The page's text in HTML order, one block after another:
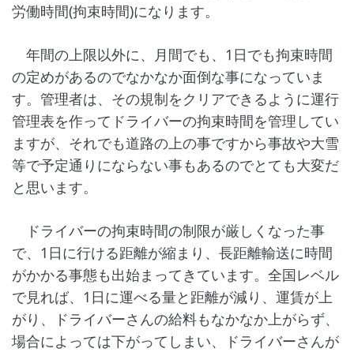
労働時間(拘束時間)になります。
年間の上限以外に、月間でも、1日でも拘束時間
の定めがあるのでなかなか面倒な事になっていま
す。管理者は、その規制をクリアできるように運行
管理表を作ってドライバーの拘束時間を管理してい
ますが、それでも道路の上の事ですから事故や大雪
等で予定通りにならない事もあるのでとても大変だ
と思います。
ドライバーの拘束時間の制限が厳しくなった事
で、1日に行ける距離が縮まり、長距離輸送に時間
がかかる事態も出始まってきています。全国レベル
で見れば、1日に運べる量と距離が減り、運賃が上
がり、ドライバーさんの給料もなかなか上がらず、
場合によっては下がってしまい、ドライバーさんが